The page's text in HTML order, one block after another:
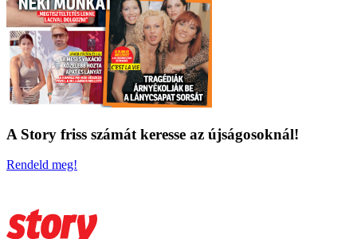
A Story friss számát keresse az újságosoknál!
Rendeld meg!